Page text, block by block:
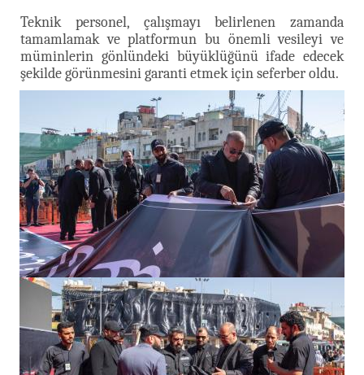
Teknik personel, çalışmayı belirlenen zamanda
tamamlamak ve platformun bu önemli vesileyi ve
müminlerin gönlündeki büyüklüğünü ifade edecek
şekilde görünmesini garanti etmek için seferber oldu.